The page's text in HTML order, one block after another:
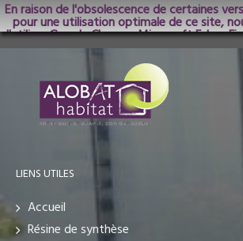
En raison de l'obsolescence de certaines
pour une utilisation optimale de ce site,
d'utiliser Google Chrome; Microsoft Edge,
dans les versions les plus
LIENS UTILES
Accueil
Résine de synthèse